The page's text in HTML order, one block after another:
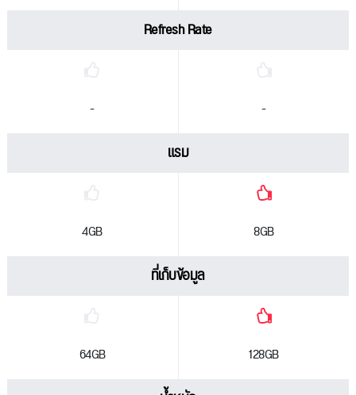
Refresh Rate
- -
แรม
4GB 8GB
ที่เก็บข้อมูล
64GB 128GB